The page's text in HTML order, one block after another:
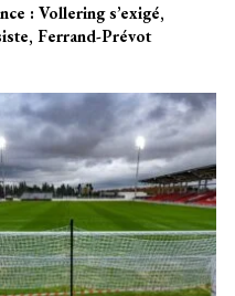
: Vollering s’exigé,
Ferrand-Prévot